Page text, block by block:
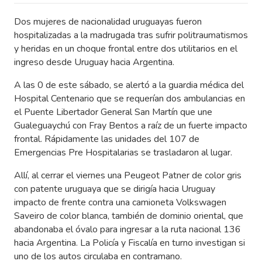
Dos mujeres de nacionalidad uruguayas fueron
hospitalizadas a la madrugada tras sufrir politraumatismos
y heridas en un choque frontal entre dos utilitarios en el
ingreso desde Uruguay hacia Argentina.
A las 0 de este sábado, se alertó a la guardia médica del
Hospital Centenario que se requerían dos ambulancias en
el Puente Libertador General San Martín que une
Gualeguaychú con Fray Bentos a raíz de un fuerte impacto
frontal. Rápidamente las unidades del 107 de
Emergencias Pre Hospitalarias se trasladaron al lugar.
Allí, al cerrar el viernes una Peugeot Patner de color gris
con patente uruguaya que se dirigía hacia Uruguay
impacto de frente contra una camioneta Volkswagen
Saveiro de color blanca, también de dominio oriental, que
abandonaba el óvalo para ingresar a la ruta nacional 136
hacia Argentina. La Policía y Fiscalía en turno investigan si
uno de los autos circulaba en contramano.